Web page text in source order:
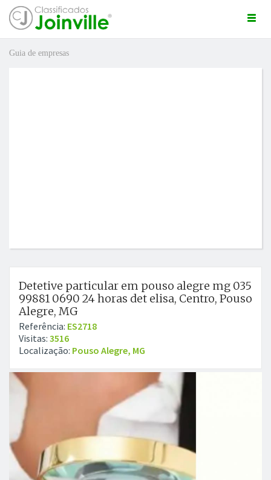
Guia de empresas
Detetive particular em pouso alegre mg 035
99881 0690 24 horas det elisa, Centro, Pouso
Alegre, MG
Referência: ES2718
Visitas: 3516
Localização: Pouso Alegre, MG
GRÁTIS